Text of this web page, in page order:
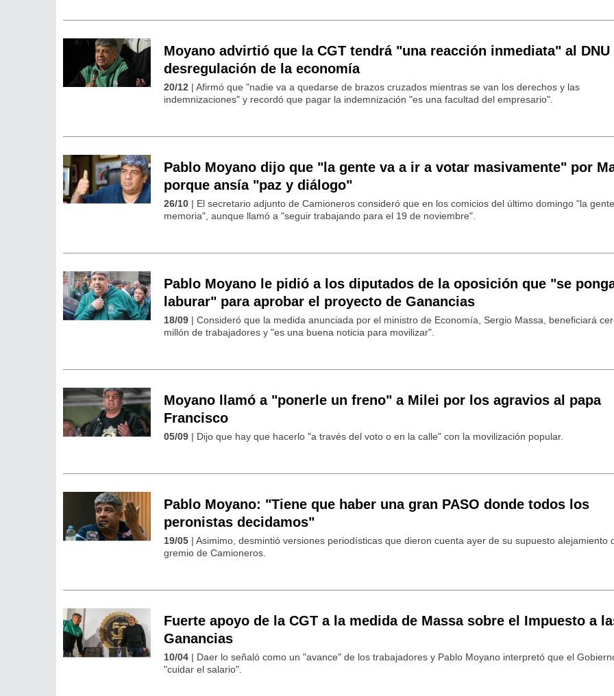
Moyano advirtió que la CGT tendrá "una reacción inmediata" al DNU
desregulación de la economía
20/12 | Afirmó que "nadie va a quedarse de brazos cruzados mientras se van los derechos y las
indemnizaciones" y recordó que pagar la indemnización "es una facultad del empresario".
Pablo Moyano dijo que "la gente va a ir a votar masivamente" por
porque ansía "paz y diálogo"
26/10 | El secretario adjunto de Camioneros consideró que en los comicios del último domingo "la
memoria", aunque llamó a "seguir trabajando para el 19 de noviembre".
Pablo Moyano le pidió a los diputados de la oposición que "se
laburar" para aprobar el proyecto de Ganancias
18/09 | Consideró que la medida anunciada por el ministro de Economía, Sergio Massa, beneficiará
millón de trabajadores y "es una buena noticia para movilizar".
Moyano llamó a "ponerle un freno" a Milei por los agravios al papa
Francisco
05/09 | Dijo que hay que hacerlo "a través del voto o en la calle" con la movilización popular.
Pablo Moyano: "Tiene que haber una gran PASO donde todos los
peronistas decidamos"
19/05 | Asimimo, desmintió versiones periodísticas que dieron cuenta ayer de su supuesto alejamiento
gremio de Camioneros.
Fuerte apoyo de la CGT a la medida de Massa sobre el Impuesto a
Ganancias
10/04 | Daer lo señaló como un "avance" de los trabajadores y Pablo Moyano interpretó que el
"cuidar el salario".